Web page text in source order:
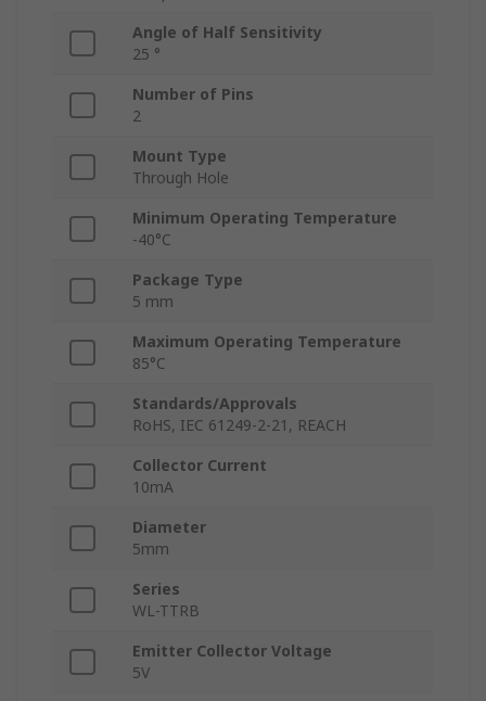
Angle of Half Sensitivity
25 °
Number of Pins
2
Mount Type
Through Hole
Minimum Operating Temperature
-40°C
Package Type
5 mm
Maximum Operating Temperature
85°C
Standards/Approvals
RoHS, IEC 61249-2-21, REACH
Collector Current
10mA
Diameter
5mm
Series
WL-TTRB
Emitter Collector Voltage
5V